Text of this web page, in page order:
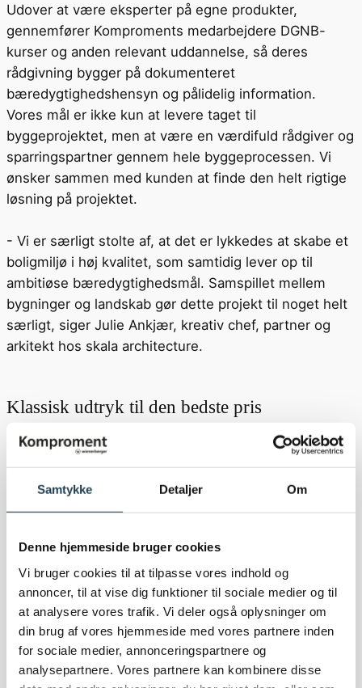
Samtykke Detaljer Om
Denne hjemmeside bruger cookies
Vi bruger cookies til at tilpasse vores indhold og
annoncer, til at vise dig funktioner til sociale medier og til
at analysere vores trafik. Vi deler også oplysninger om
din brug af vores hjemmeside med vores partnere inden
for sociale medier, annonceringspartnere og
analysepartnere. Vores partnere kan kombinere disse
Udover at være eksperter på egne produkter,
gennemfører Komproments medarbejdere DGNB-
kurser og anden relevant uddannelse, så deres
rådgivning bygger på dokumenteret
bæredygtighedshensyn og pålidelig information.
Vores mål er ikke kun at levere taget til
byggeprojektet, men at være en værdifuld rådgiver og
sparringspartner gennem hele byggeprocessen. Vi
ønsker sammen med kunden at finde den helt rigtige
løsning på projektet.
- Vi er særligt stolte af, at det er lykkedes at skabe et
boligmiljø i høj kvalitet, som samtidig lever op til
ambitiøse bæredygtighedsmål. Samspillet mellem
bygninger og landskab gør dette projekt til noget helt
særligt, siger Julie Ankjær, kreativ chef, partner og
arkitekt hos skala architecture.
Klassisk udtryk til den bedste pris
Taget er husets femte facade og en bygningsdel, der
sjældent bliver udskiftet. Derfor spiller det en
afgørende rolle for bygningens samlede udtryk de
næste mange år. Kvalitet bør være i fokus, da taget er
løfter bygningens udseende og sikrer holdbarhed i
mange år.
- Det er vigtigt at gøre sig nogle overvejelser over,
hvilken type tagsten man lægger på taget. Der skal
være synergi mellem behov, vedligehold, æstetik og
økonomi. Med de tagløsninger, vi har i sortimentet, er